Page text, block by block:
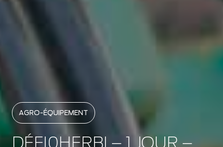
AGRO-ÉQUIPEMENT
DÉFI0HERBI – 1 JOUR –